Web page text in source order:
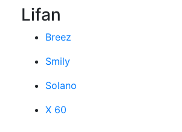
Lifan
Breez
Smily
Solano
X 60